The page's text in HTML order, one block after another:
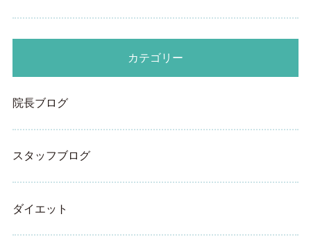
カテゴリー
院長ブログ
スタッフブログ
ダイエット